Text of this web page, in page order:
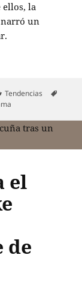
ellos, la
narró un
“Tuve que
Categorías
Tendencias
el
de